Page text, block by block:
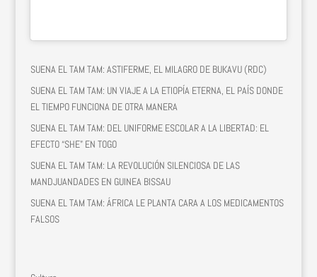
SUENA EL TAM TAM: ASTIFERME, EL MILAGRO DE BUKAVU (RDC)
SUENA EL TAM TAM: UN VIAJE A LA ETIOPÍA ETERNA, EL PAÍS DONDE
EL TIEMPO FUNCIONA DE OTRA MANERA
SUENA EL TAM TAM: DEL UNIFORME ESCOLAR A LA LIBERTAD: EL
EFECTO “SHE” EN TOGO
SUENA EL TAM TAM: LA REVOLUCIÓN SILENCIOSA DE LAS
MANDJUANDADES EN GUINEA BISSAU
SUENA EL TAM TAM: ÁFRICA LE PLANTA CARA A LOS MEDICAMENTOS
FALSOS